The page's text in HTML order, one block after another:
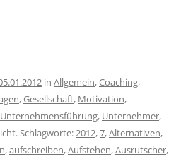
in Allgemein,Coaching,
,Gesellschaft, Motivation,
Unternehmensführung, Unternehmer,
Schlagworte:2012,7,Alternativen,
,aufschreiben,Aufstehen,Ausrutscher,